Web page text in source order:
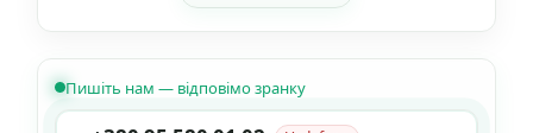
Пишіть нам — відповімо зранку